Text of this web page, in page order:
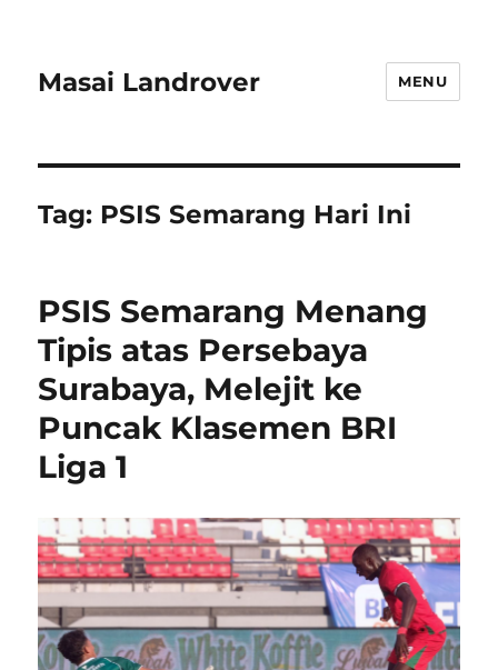
Masai Landrover MENU
Tag: PSIS Semarang Hari Ini
PSIS Semarang Menang
Tipis atas Persebaya
Surabaya, Melejit ke
Puncak Klasemen BRI
Liga 1